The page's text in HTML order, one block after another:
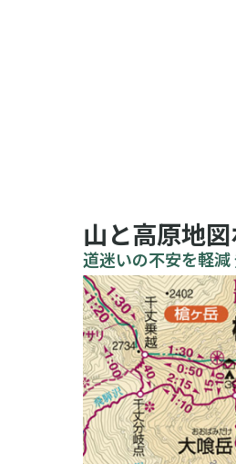
山と高原地
道迷いの不安を軽